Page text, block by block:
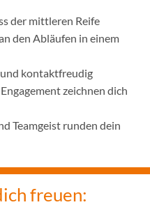
der mittleren Reife
den Abläufen in einem
kontaktfreudig
zeichnen dich
Teamgeist runden dein
freuen: